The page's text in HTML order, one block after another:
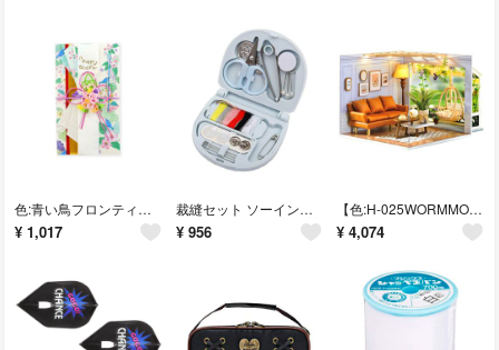
色:青い鳥フロンティア 祝儀袋 青い鳥 SG-240
¥ 1,017
裁縫セット ソーイングセット 携帯式 ミニ裁縫道具 二層設計 手縫い針 6色縫い
¥ 956
【色:H-025WORMMOMENT】(ｔ-FREAK) ドールハウス 手作りキ
¥ 4,074